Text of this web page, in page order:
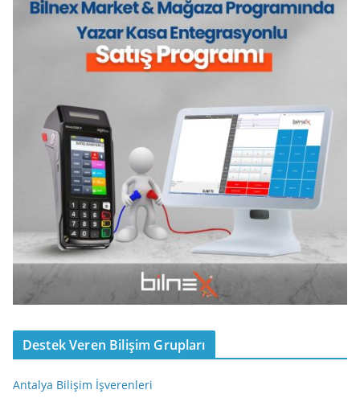
Destek Veren Bilişim Grupları
Antalya Bilişim İşverenleri